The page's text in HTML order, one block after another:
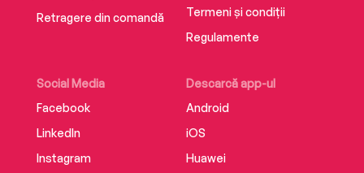
Retragere din comandă
Social Media
Facebook
LinkedIn
Instagram
Descarcă app-ul
Android
iOS
Huawei
Termeni și condiții
Regulamente